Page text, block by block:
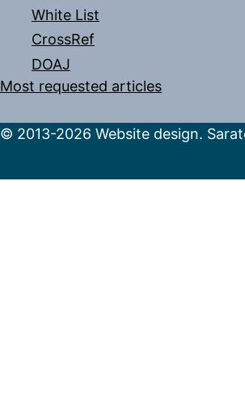
White List
CrossRef
DOAJ
Most requested articles
© 2013-2026 Website design.